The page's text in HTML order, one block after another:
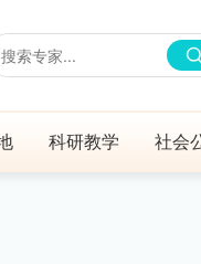
科研教学 社会